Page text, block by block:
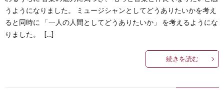
うようになりました。 ミュージシャンとしてどうありたいかを考え
ると同時に 「一人の人間としてどうありたいか」 を考えるようにな
りました。 […]
続きを読む